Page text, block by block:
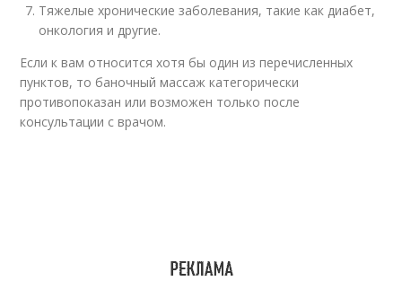
Тяжелые хронические заболевания, такие как диабет,
онкология и другие.
Если к вам относится хотя бы один из перечисленных
пунктов, то баночный массаж категорически
противопоказан или возможен только после
консультации с врачом.